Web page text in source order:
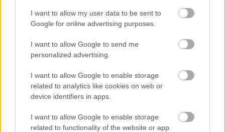
I want to allow my user data to be sent to
Google for online advertising purposes.
I want to allow Google to send me
personalized advertising.
I want to allow Google to enable storage
related to analytics like cookies on web or
device identifiers in apps.
I want to allow Google to enable storage
related to functionality of the website or app.